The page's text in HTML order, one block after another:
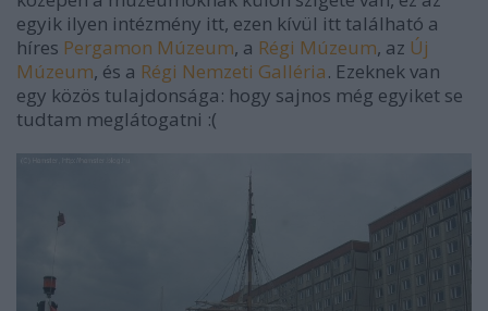
egyik ilyen intézmény itt, ezen kívül itt található a
híres Pergamon Múzeum, a Régi Múzeum, az Új
Múzeum, és a Régi Nemzeti Galléria. Ezeknek van
egy közös tulajdonsága: hogy sajnos még egyiket se
tudtam meglátogatni :(